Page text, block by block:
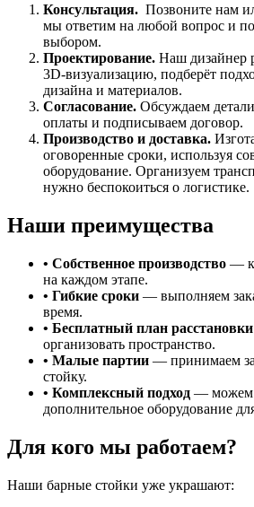
Консультация. Позвоните нам
мы ответим на любой вопрос и
выбором.
Проектирование. Наш дизайнер
3D‑визуализацию, подберёт
дизайна и материалов.
Согласование. Обсуждаем
оплаты и подписываем договор.
Производство и доставка.
оговоренные сроки, используя
оборудование. Организуем
нужно беспокоиться о логистике.
Наши преимущества
• Собственное производство —
на каждом этапе.
• Гибкие сроки — выполняем
время.
• Бесплатный план расстановки
организовать пространство.
• Малые партии — принимаем
стойку.
• Комплексный подход — можем
дополнительное оборудование
Для кого мы работаем?
Наши барные стойки уже украшают: